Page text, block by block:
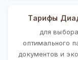
Тарифы
для выбора
оптимального
документов и